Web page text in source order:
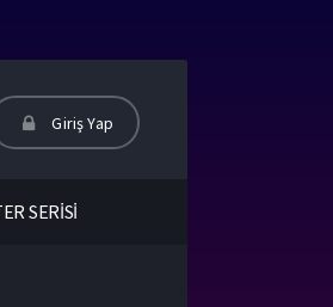
Giriş Yap
SERİSİ